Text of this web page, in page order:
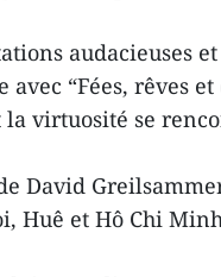
audacieuses
“Fées, rêves
la virtuosité se
David
Huê et Hô Chi